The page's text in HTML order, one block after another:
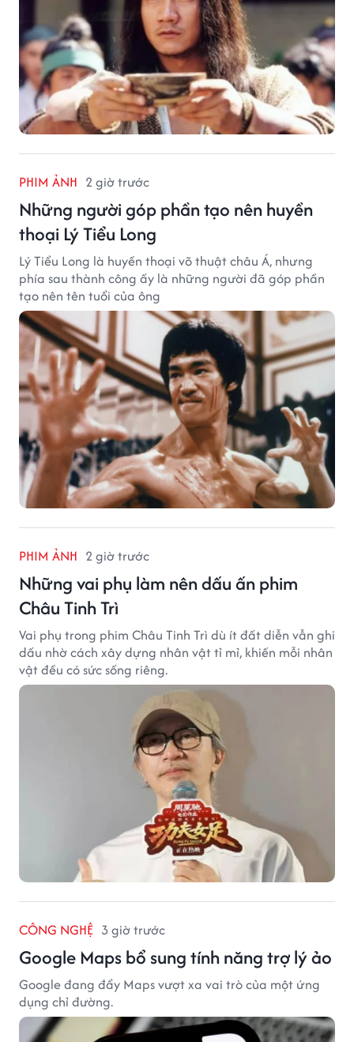
PHIM ẢNH 2 giờ trước
Những người góp phần tạo nên huyền
thoại Lý Tiểu Long
Lý Tiểu Long là huyền thoại võ thuật châu Á, nhưng
phía sau thành công ấy là những người đã góp phần
tạo nên tên tuổi của ông
PHIM ẢNH 2 giờ trước
Những vai phụ làm nên dấu ấn phim
Châu Tinh Trì
Vai phụ trong phim Châu Tinh Trì dù ít đất diễn vẫn ghi
dấu nhờ cách xây dựng nhân vật tỉ mỉ, khiến mỗi nhân
vật đều có sức sống riêng.
CÔNG NGHỆ 3 giờ trước
Google Maps bổ sung tính năng trợ lý ảo
Google đang đẩy Maps vượt xa vai trò của một ứng
dụng chỉ đường.